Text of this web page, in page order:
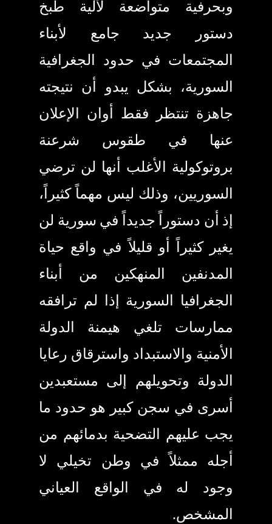
وبحرفية متواضعة لآلية طبخ
دستور جديد جامع لأبناء
المجتمعات في حدود الجغرافية
السورية، بشكل يبدو أن نتيجته
جاهزة تنتظر فقط أوان الإعلان
عنها في طقوس شرعنة
بروتوكولية الأغلب أنها لن ترضي
السوريين، وذلك ليس مهماً كثيراً،
إذ أن دستوراً جديداً في سورية لن
يغير كثيراً أو قليلاً في واقع حياة
المدنفين المنهكين من أبناء
الجغرافيا السورية إذا لم ترافقه
ممارسات تلغي هيمنة الدولة
الأمنية والاستبداد واسترقاق رعايا
الدولة وتحويلهم إلى مستعبدين
أسرى في سجن كبير هو حدود ما
يجب عليهم التضحية بدمائهم من
أجله ممثلاً في وطن تخيلي لا
وجود له في الواقع العياني
المشخص.